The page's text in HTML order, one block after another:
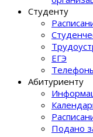
Студенту
ЕГЭ
Абитуриенту
Подано